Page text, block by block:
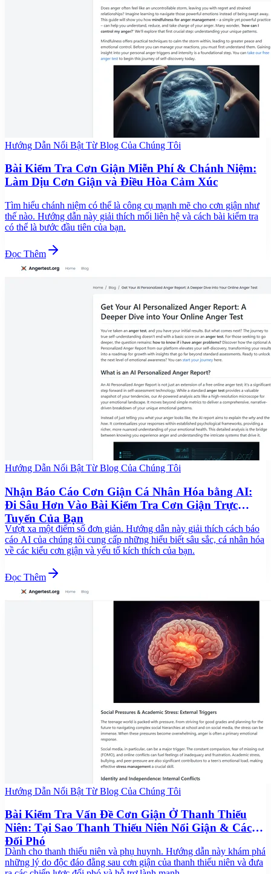
Hướng Dẫn Nổi Bật Từ Blog Của Chúng Tôi
Bài Kiểm Tra Cơn Giận Miễn Phí & Chánh Niệm:
Làm Dịu Cơn Giận và Điều Hòa Cảm Xúc
Tìm hiểu chánh niệm có thể là công cụ mạnh mẽ cho cơn giận như
thế nào. Hướng dẫn này giải thích mối liên hệ và cách bài kiểm tra
có thể là bước đầu tiên của bạn.
Đọc Thêm
Hướng Dẫn Nổi Bật Từ Blog Của Chúng Tôi
Nhận Báo Cáo Cơn Giận Cá Nhân Hóa bằng AI:
Đi Sâu Hơn Vào Bài Kiểm Tra Cơn Giận Trực
Tuyến Của Bạn
Vượt xa một điểm số đơn giản. Hướng dẫn này giải thích cách báo
cáo AI của chúng tôi cung cấp những hiểu biết sâu sắc, cá nhân hóa
về các kiểu cơn giận và yếu tố kích thích của bạn.
Đọc Thêm
Hướng Dẫn Nổi Bật Từ Blog Của Chúng Tôi
Bài Kiểm Tra Vấn Đề Cơn Giận Ở Thanh Thiếu
Niên: Tại Sao Thanh Thiếu Niên Nổi Giận & Cách
Đối Phó
Dành cho thanh thiếu niên và phụ huynh. Hướng dẫn này khám phá
những lý do độc đáo đằng sau cơn giận của thanh thiếu niên và đưa